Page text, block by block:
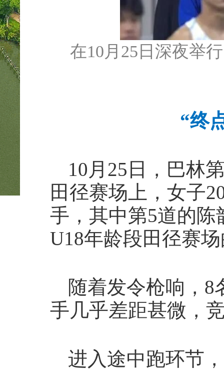
在10月25日深夜举
“终
10月25日，巴林
田径赛场上，女子
手，其中第5道的
U18年龄段田径赛
随着发令枪响，8
手几乎差距甚微，
进入途中跑环节